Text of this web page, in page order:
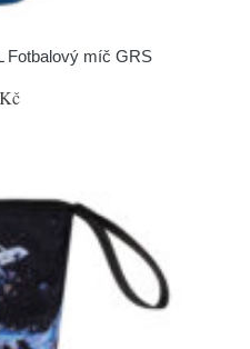
Fotbalový míč GRS